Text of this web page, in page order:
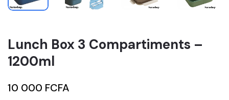
Lunch Box 3 Compartiments –
1200ml
10 000 FCFA